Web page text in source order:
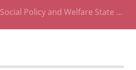
Social Policy and Welfare State …